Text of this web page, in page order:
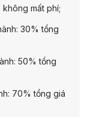
mất phí;
30% tổng
50% tổng
70% tổng giá